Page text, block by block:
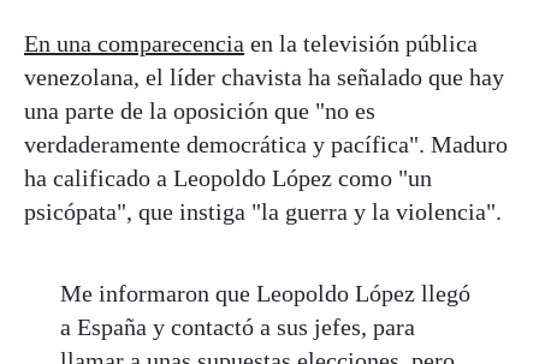
En una comparecencia en la televisión pública
venezolana, el líder chavista ha señalado que hay
una parte de la oposición que "no es
verdaderamente democrática y pacífica". Maduro
ha calificado a Leopoldo López como "un
psicópata", que instiga "la guerra y la violencia".
Me informaron que Leopoldo López llegó
a España y contactó a sus jefes, para